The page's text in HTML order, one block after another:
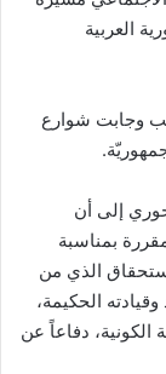
العربية
وجابت شوارع
إلى أن
بمناسبة
الذي من
الحكيمة،
الكونية، دفاعاً عن